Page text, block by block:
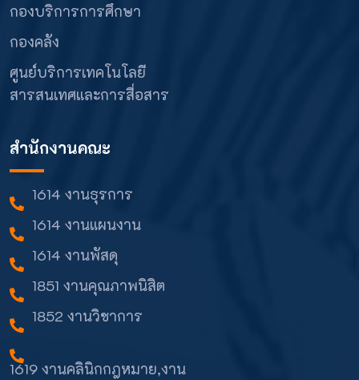
กองบริการการศึกษา
กองคลัง
ศูนย์บริการเทคโนโลยี
สารสนเทศและการสื่อสาร
สำนักงานคณะ
1614 งานธุรการ
1614 งานแผนงาน
1614 งานพัสดุ
1851 งานคุณภาพนิสิต
1852 งานวิชาการ
1619 งานคลินิกกฎหมาย,งาน